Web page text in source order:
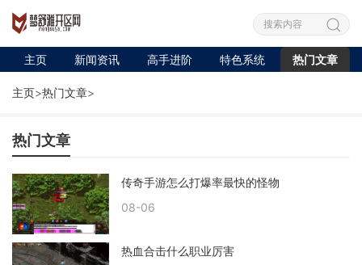
主页 新闻资讯 高手进阶 特色系统 热门文章
主页>热门文章>
热门文章
传奇手游怎么打爆率最快的怪物
08-06
热血合击什么职业厉害